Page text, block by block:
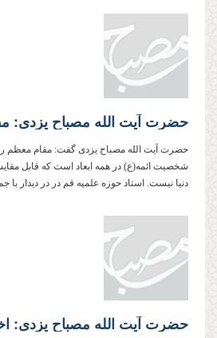
حضرت آیت الله مصباح یزدی گفت: مقام معظم
شخصیت ائمه(ع) در همه ابعاد است كه قابل
دنیا نیست. استاد حوزه علمیه قم در در دیدار با